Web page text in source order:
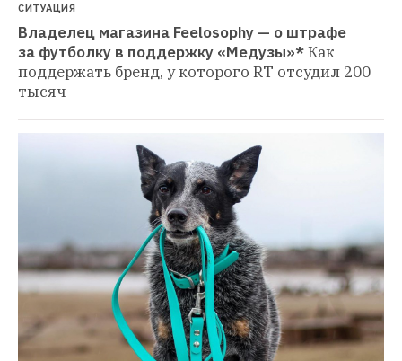
СИТУАЦИЯ
Владелец магазина Feelosophy — о штрафе
за футболку в поддержку «Медузы»*Как
поддержать бренд, у которого RT отсудил 200
тысяч